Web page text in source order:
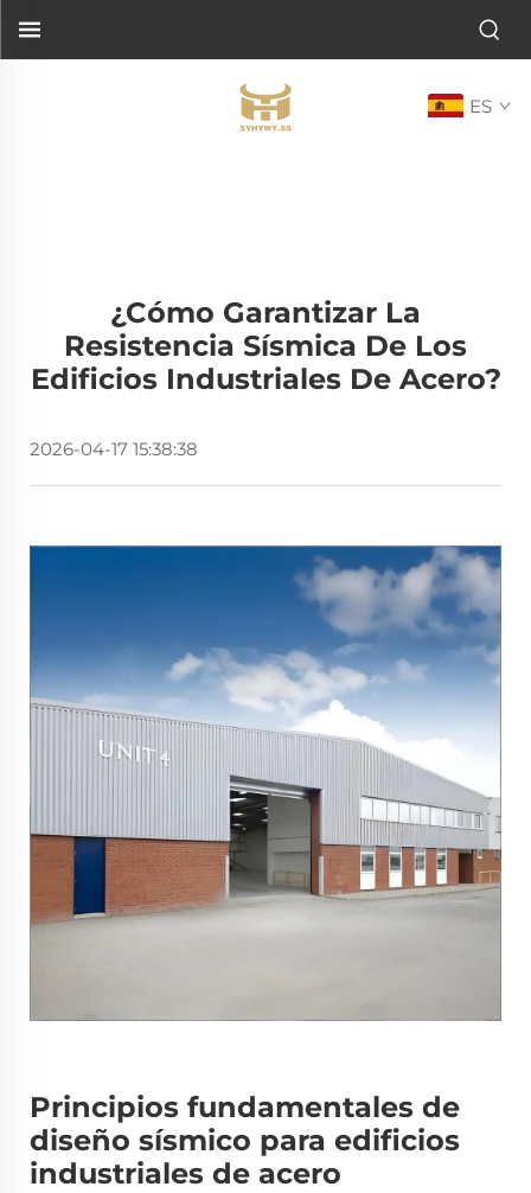
ES
¿Cómo Garantizar La
Resistencia Sísmica De Los
Edificios Industriales De Acero?
2026-04-17 15:38:38
Principios fundamentales de
diseño sísmico para edificios
industriales de acero